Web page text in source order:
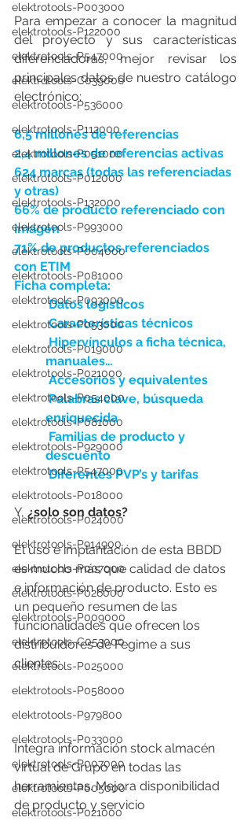
elektrotools-P003000
elektrotools-P122000
elektrotools-P547000
elektrotools-C039000
elektrotools-P536000
elektrotools-P112000
elektrotools-P051000
elektrotools-P012000
elektrotools-P132000
elektrotools-P993000
elektrotools-P004000
elektrotools-P081000
elektrotools-P093000
elektrotools-P053000
elektrotools-P019000
elektrotools-P021000
elektrotools-P054000
elektrotools-P081000
elektrotools-P929000
elektrotools-P547000
elektrotools-P018000
elektrotools-P024000
elektrotools-P914900
elektrotools-P007000
elektrotools-P026000
elektrotools-P009000
elektrotools-C053000
elektrotools-P025000
elektrotools-P058000
elektrotools-P979800
elektrotools-P033000
elektrotools-P007000
elektrotools-P005000
elektrotools-P021000
Para empezar a conocer la magnitud
del proyecto y sus características
diferenciadoras, mejor revisar los
principales datos de nuestro catálogo
electrónico:
6,5 millones de referencias
2,4 millones de referencias activas
624 marcas (todas las referenciadas
y otras)
66% de producto referenciado con
imagen
71% de productos referenciados
con ETIM
Ficha completa:
Datos logísticos
Características técnicos
Hipervínculos a ficha técnica,
manuales…
Accesorios y equivalentes
Palabras clave, búsqueda
enriquecida
Familias de producto y
descuento
Diferentes PVP’s y tarifas
Y, ¿solo son datos?
El uso e implantación de esta BBDD
es mucho más que calidad de datos
e información de producto. Esto es
un pequeño resumen de las
funcionalidades que ofrecen los
distribuidores de Fegime a sus
clientes:
Integra información stock almacén
virtual de Grupo en todas las
herramientas. Mejora disponibilidad
de producto y servicio